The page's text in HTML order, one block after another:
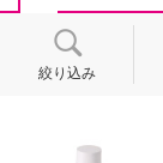
絞り込み